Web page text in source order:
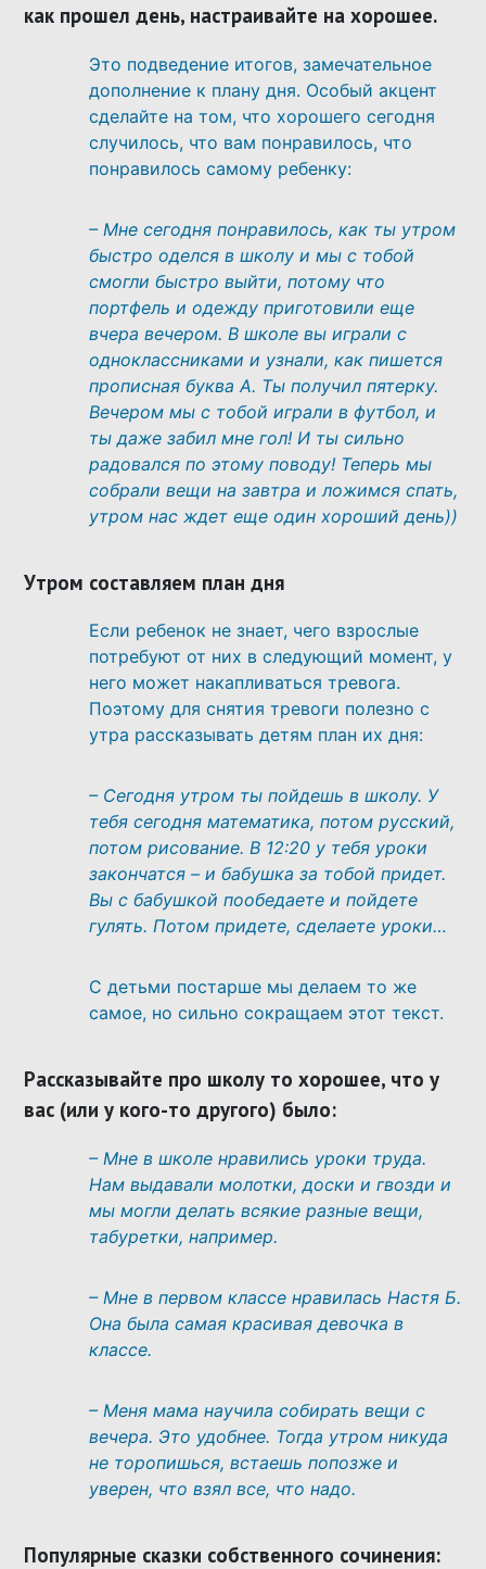
как прошел день, настраивайте на хорошее.
Это подведение итогов, замечательное
дополнение к плану дня. Особый акцент
сделайте на том, что хорошего сегодня
случилось, что вам понравилось, что
понравилось самому ребенку:
– Мне сегодня понравилось, как ты утром
быстро оделся в школу и мы с тобой
смогли быстро выйти, потому что
портфель и одежду приготовили еще
вчера вечером. В школе вы играли с
одноклассниками и узнали, как пишется
прописная буква А. Ты получил пятерку.
Вечером мы с тобой играли в футбол, и
ты даже забил мне гол! И ты сильно
радовался по этому поводу! Теперь мы
собрали вещи на завтра и ложимся спать,
утром нас ждет еще один хороший день))
Утром составляем план дня
Если ребенок не знает, чего взрослые
потребуют от них в следующий момент, у
него может накапливаться тревога.
Поэтому для снятия тревоги полезно с
утра рассказывать детям план их дня:
– Сегодня утром ты пойдешь в школу. У
тебя сегодня математика, потом русский,
потом рисование. В 12:20 у тебя уроки
закончатся – и бабушка за тобой придет.
Вы сбабушкой пообедаете и пойдете
гулять. Потом придете, сделаете уроки…
С детьми постарше мы делаем то же
самое, но сильно сокращаем этот текст.
Рассказывайте про школу то хорошее, что у
вас (или у кого-то другого) было:
– Мне в школе нравились уроки труда.
Нам выдавали молотки, доски и гвозди и
мы могли делать всякие разные вещи,
табуретки, например.
– Мне в первом классе нравилась Настя Б.
Она была самая красивая девочка в
классе.
– Меня мама научила собирать вещи с
вечера. Это удобнее. Тогда утром никуда
не торопишься, встаешь попозже и
уверен, что взял все, что надо.
Популярные сказки собственного сочинения: